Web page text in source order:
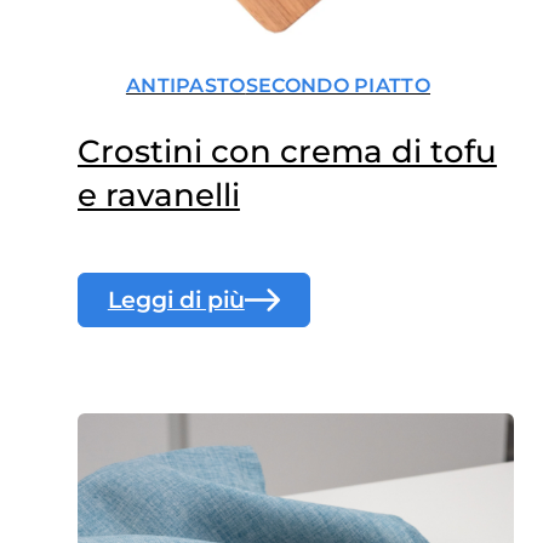
ANTIPASTOSECONDO PIATTO
Crostini con crema di tofu
e ravanelli
Leggi di più